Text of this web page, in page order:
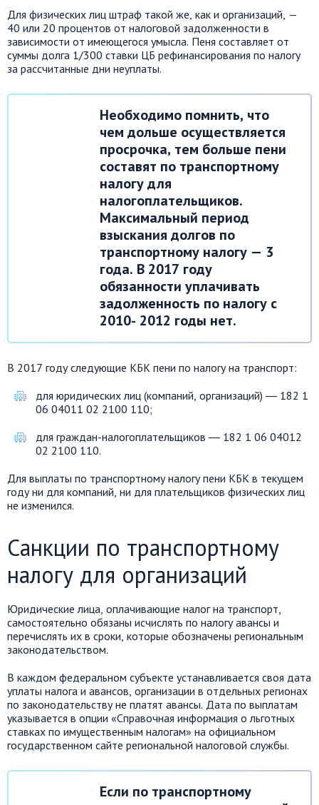
Для физических лиц штраф такой же, как и организаций, —
40 или 20 процентов от налоговой задолженности в
зависимости от имеющегося умысла. Пеня составляет от
суммы долга 1/300 ставки ЦБ рефинансирования по налогу
за рассчитанные дни неуплаты.
Необходимо помнить, что
чем дольше осуществляется
просрочка, тем больше пени
составят по транспортному
налогу для
налогоплательщиков.
Максимальный период
взыскания долгов по
транспортному налогу — 3
года. В 2017 году
обязанности уплачивать
задолженность по налогу с
2010- 2012 годы нет.
В 2017 году следующие КБК пени по на­логу на транспорт:
для юридических лиц (компаний, организаций) ― 182 1
06 04011 02 2100 110;
для граждан-налогоплательщиков ― 182 1 06 04012
02 2100 110.
Для выплаты по транспортному налогу пени КБК в текущем
году ни для компаний, ни для плательщиков физических лиц
не изменился.
Санкции по транспортному
налогу для организаций
Юридические лица, оплачивающие налог на транспорт,
самостоятельно обязаны исчислять по налогу авансы и
перечислять их в сроки, которые обозначены региональным
законодательством.
В каждом федеральном субъекте устанавливается своя дата
уплаты налога и авансов, организации в отдельных регионах
по законодательству не платят авансы. Дата по выплатам
указывается в опции «Справочная информация о льготных
ставках по имущественным налогам» на официальном
государственном сайте региональной налоговой службы.
Если по транспортному